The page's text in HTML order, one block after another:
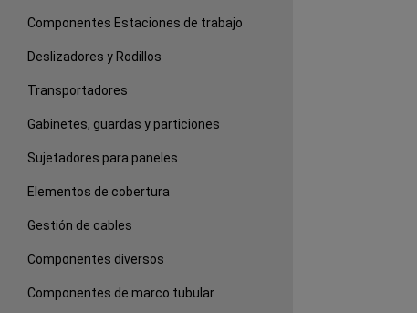
Componentes Estaciones de trabajo
Deslizadores y Rodillos
Transportadores
Gabinetes, guardas y particiones
Sujetadores para paneles
Elementos de cobertura
Gestión de cables
Componentes diversos
Componentes de marco tubular